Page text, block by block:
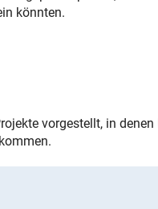
könnten.
vorgestellt, in